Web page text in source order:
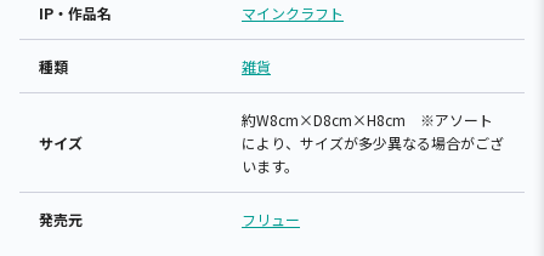
IP・作品名 マインクラフト
種類 雑貨
サイズ
約W8cm×D8cm×H8cm ※アソート
により、サイズが多少異なる場合がござ
います。
発売元 フリュー